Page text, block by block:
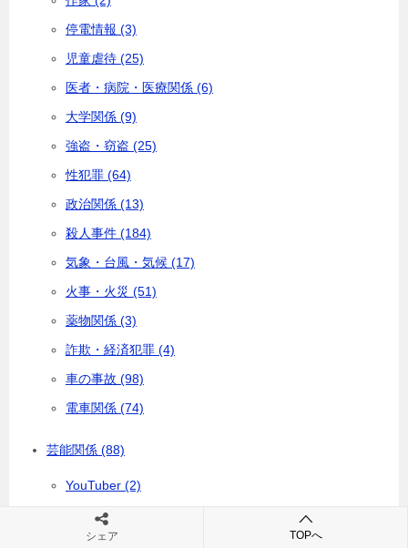
停電情報 (3)
児童虐待 (25)
医者・病院・医療関係 (6)
大学関係 (9)
強盗・窃盗 (25)
性犯罪 (64)
政治関係 (13)
殺人事件 (184)
気象・台風・気候 (17)
火事・火災 (51)
薬物関係 (3)
詐欺・経済犯罪 (4)
車の事故 (98)
電車関係 (74)
芸能関係 (88)
YouTuber (2)
お笑いタレント (7)
グラビアイドル (14)
シェア TOPへ